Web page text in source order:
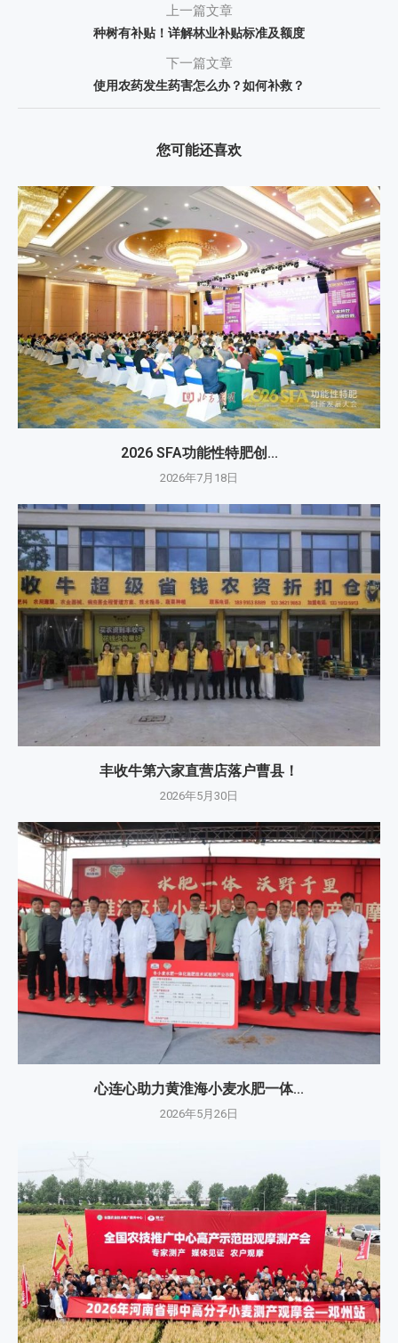
上一篇文章
种树有补贴！详解林业补贴标准及额度
下一篇文章
使用农药发生药害怎么办？如何补救？
您可能还喜欢
2026 SFA功能性特肥创...
2026年7月18日
丰收牛第六家直营店落户曹县！
2026年5月30日
心连心助力黄淮海小麦水肥一体...
2026年5月26日